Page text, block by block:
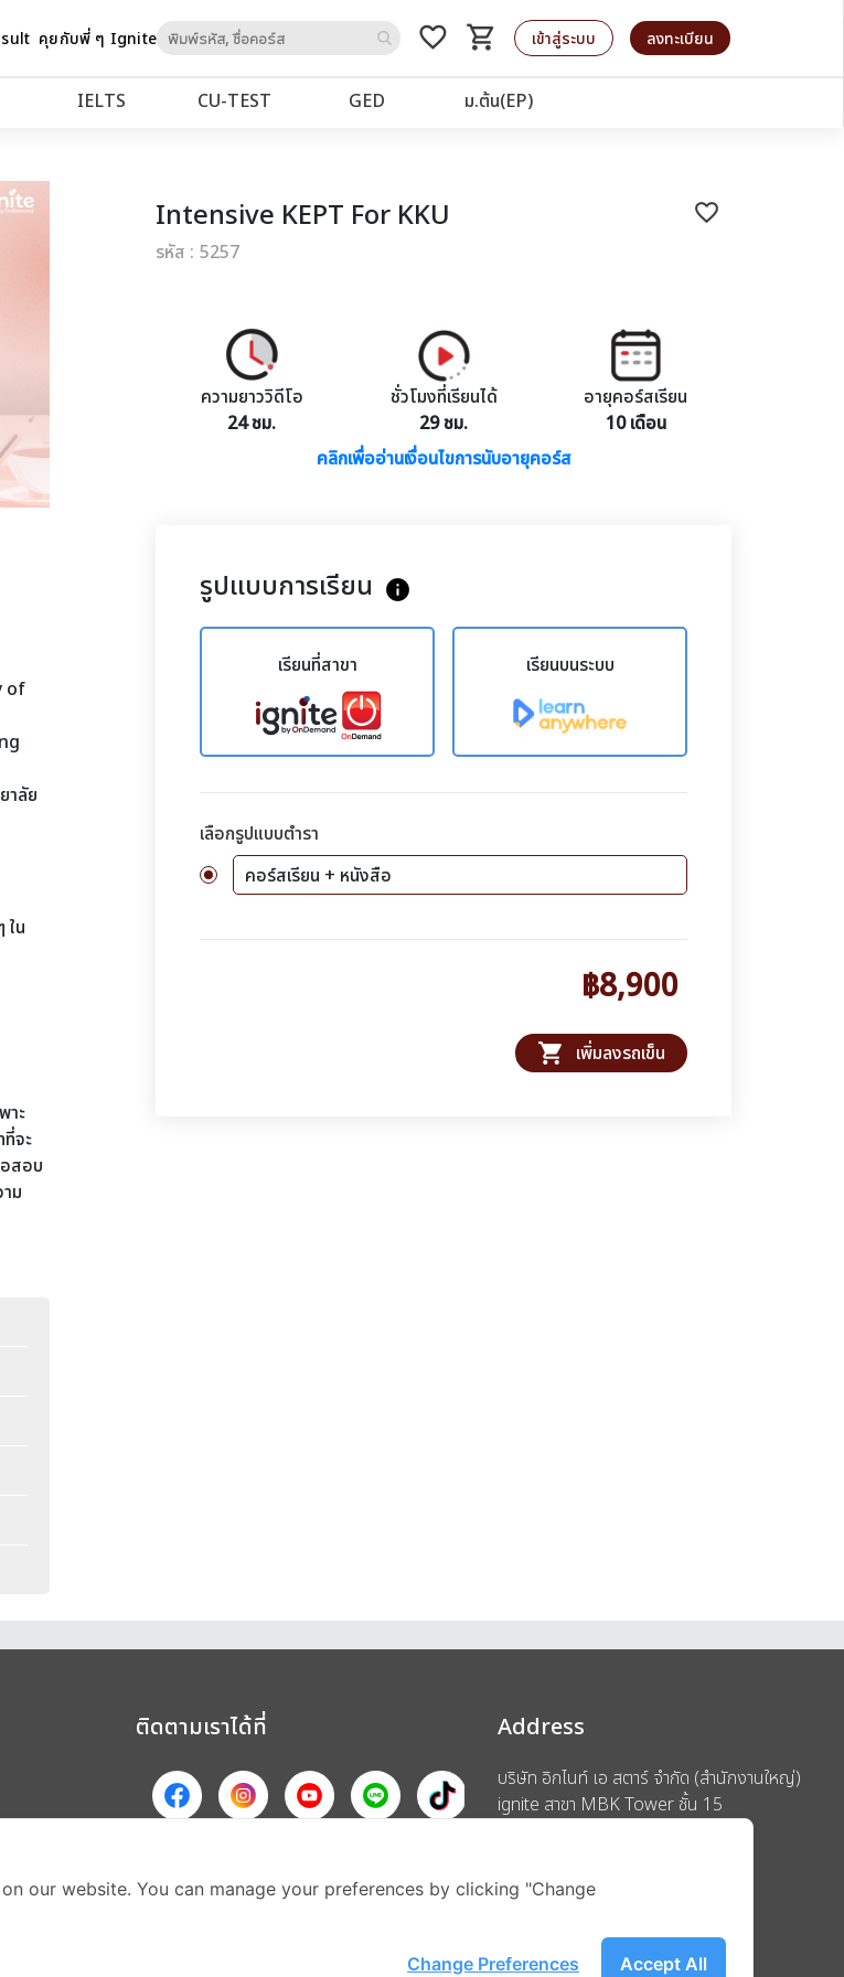
คุยกับพี่ ๆ Igniteto
favorite_border shopping_cart
รถเข็น เข้าสู่ระบบ ลงทะเบียน
IELTS CU‑TEST GED ม.ต้น(EP)
favorite_border
Intensive KEPT For KKU
รหัส : 5257
ความยาววิดีโอ
24 ชม.
ชั่วโมงที่เรียนได้
29 ชม.
อายุคอร์สเรียน
10 เดือน
คลิกเพื่ออ่านเงื่อนไขการนับอายุคอร์ส
รูปแบบการเรียน info
เรียนที่สาขา เรียนบนระบบ
เลือกรูปแบบตำรา
คอร์สเรียน + หนังสือ
฿8,900
shopping_cart เพิ่มลงรถเข็น
of
าลัย
ใน
าะ
จะ
สอบ
ม
ติดตามเราได้ที่ Address
บริษัท อิกไนท์ เอ สตาร์ จำกัด (สำนักงานใหญ่)
ignite สาขา MBK Tower ชั้น 15
our website. You can manage your preferences by clicking "Change
Accept All
Change Preferences